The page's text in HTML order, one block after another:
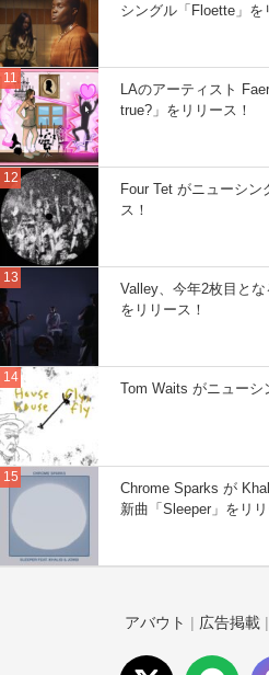
シングル「Floette」を
LAのアーティスト
true?」をリリース！
Four Tet がニューシン
ス！
Valley、今年2枚目とな
をリリース！
Tom Waits がニューシ
Chrome Sparks が
新曲「Sleeper」をリリ
アバウト | 広告掲載 |